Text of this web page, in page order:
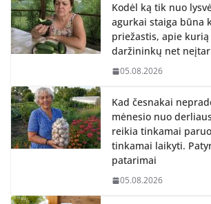
Kodėl ką tik nuo
agurkai staiga būna
priežastis, apie
daržininkų net
05.08.2026
Kad česnakai
mėnesio nuo
reikia tinkamai
tinkamai laikyti.
patarimai
05.08.2026